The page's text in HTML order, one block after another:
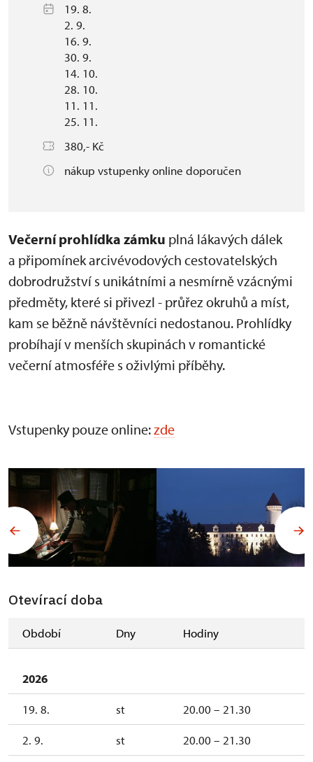
19. 8.
2. 9.
16. 9.
30. 9.
14. 10.
28. 10.
11. 11.
25. 11.
380,- Kč
nákup vstupenky online doporučen
Večerní prohlídka zámku plná lákavých dálek
a připomínek arcivévodových cestovatelských
dobrodružství s unikátními a nesmírně vzácnými
předměty, které si přivezl - průřez okruhů a míst,
kam se běžně návštěvníci nedostanou. Prohlídky
probíhají v menších skupinách v romantické
večerní atmosféře s oživlými příběhy.
Vstupenky pouze online:zde
Otevírací doba
Období Dny Hodiny
2026
19. 8. st 20.00 – 21.30
2. 9. st 20.00 – 21.30